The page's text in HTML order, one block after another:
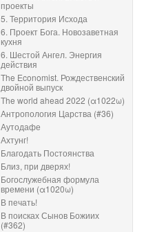
проекты
5. Территория Исхода
6. Проект Бога. Новозаветная
кухня
6. Шестой Ангел. Энергия
действия
The Economist. Рождественский
двойной выпуск
The world ahead 2022 (α1022ω)
Антропология Царства (#36)
Аутодафе
Ахтунг!
Благодать Постоянства
Близ, при дверях!
Богослужебная формула
времени (α1020ω)
В печать!
В поисках Сынов Божиих
(#362)